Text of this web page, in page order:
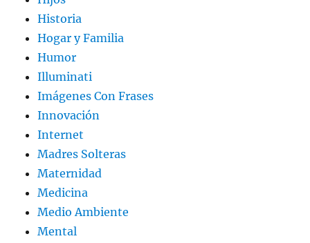
Historia
Hogar y Familia
Humor
Illuminati
Imágenes Con Frases
Innovación
Internet
Madres Solteras
Maternidad
Medicina
Medio Ambiente
Mental